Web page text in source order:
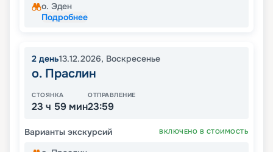
о. Эден
Подробнее
2 день13.12.2026, Воскресенье
о. Праслин
СТОЯНКА
23 ч 59 мин
ОТПРАВЛЕНИЕ
23:59
Варианты экскурсий ВКЛЮЧЕНО В СТОИМОСТЬ